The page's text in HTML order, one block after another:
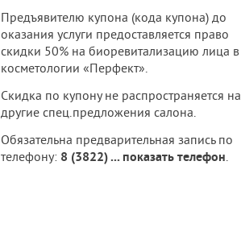
Предъявителю купона (кода купона) до
оказания услуги предоставляется право
скидки 50% на биоревитализацию лица в
косметологии «Перфект».
Скидка по купону не распространяется на
другие спец.предложения салона.
Обязательна предварительная запись по
телефону: 8 (3822)... показать телефон.